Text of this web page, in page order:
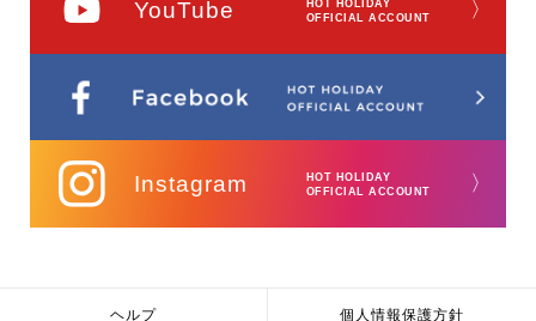
YouTube
HOT HOLIDAY
OFFICIAL ACCOUNT
〉
Instagram
HOT HOLIDAY
OFFICIAL ACCOUNT
〉
ヘルプ 個人情報保護方針